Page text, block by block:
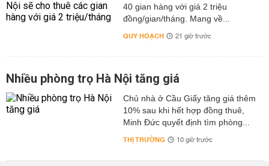
40 gian hàng với giá 2 triệu
đồng/gian/tháng. Mang về...
QUY HOẠCH 21 giờ trước
Nhiều phòng trọ Hà Nội tăng giá
Chủ nhà ở Cầu Giấy tăng giá thêm
10% sau khi hết hợp đồng thuê,
Minh Đức quyết định tìm phòng...
THỊ TRƯỜNG 10 giờ trước